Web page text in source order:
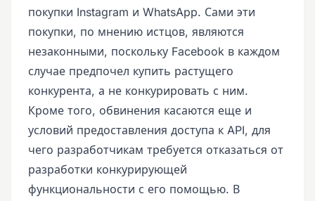
покупки Instagram и WhatsApp. Сами эти
покупки, по мнению истцов, являются
незаконными, поскольку Facebook в каждом
случае предпочел купить растущего
конкурента, а не конкурировать с ним.
Кроме того, обвинения касаются еще и
условий предоставления доступа к API, для
чего разработчикам требуется отказаться от
разработки конкурирующей
функциональности с его помощью. В